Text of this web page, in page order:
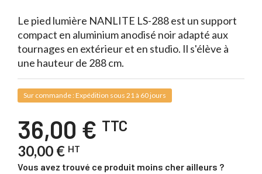
Le pied lumière NANLITE LS-288 est un support
compact en aluminium anodisé noir adapté aux
tournages en extérieur et en studio. Il s'élève à
une hauteur de 288 cm.
Sur commande : Expédition sous 21 à 60 jours
36,00 € TTC
30,00 € HT
Vous avez trouvé ce produit moins cher ailleurs ?